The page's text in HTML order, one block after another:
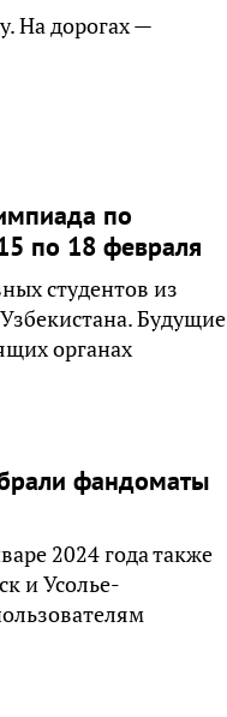
На дорогах —
по
по 18 февраля
студентов из
Будущие
органах
фандоматы
2024 года также
и Усолье-